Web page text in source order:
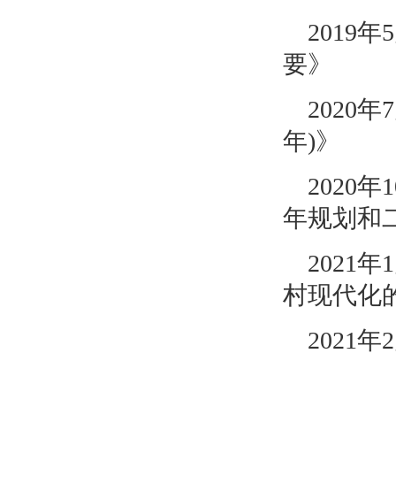
2019年
要》
2020年
年)》
2020年
年规划和
2021年
村现代化
2021年